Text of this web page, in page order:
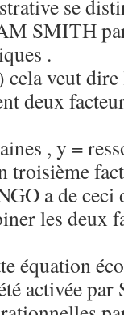
se
SMITH
.
cela veut
deux
, y =
troisième
a de
les deux
équation
activée